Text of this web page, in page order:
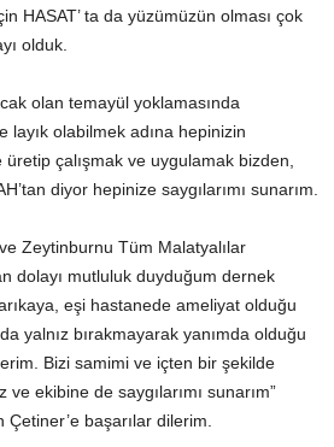
HASAT’ ta da yüzümüzün olması çok
olduk.
olan temayül yoklamasında
layık olabilmek adına hepinizin
çalışmak ve uygulamak bizden,
diyor hepinize saygılarımı sunarım.
Zeytinburnu Tüm Malatyalılar
dolayı mutluluk duyduğum dernek
eşi hastanede ameliyat olduğu
yalnız bırakmayarak yanımda olduğu
Bizi samimi ve içten bir şekilde
ve ekibine de saygılarımı sunarım”
başarılar dilerim.